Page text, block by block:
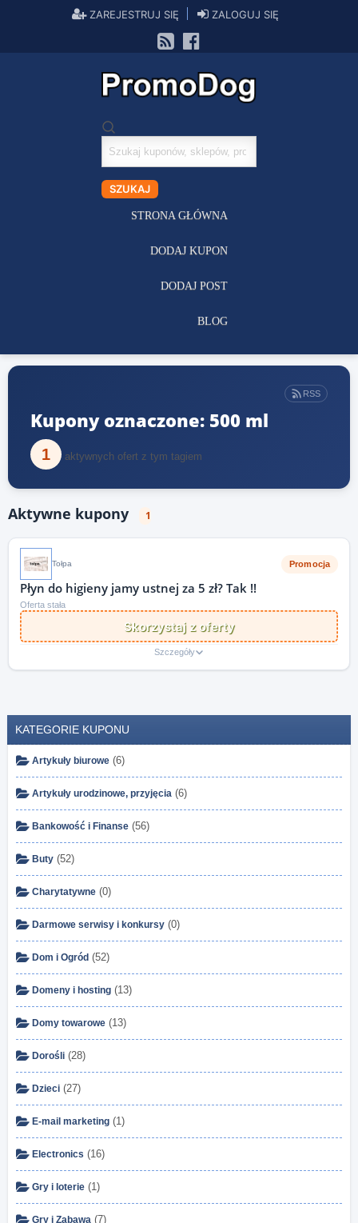
ZAREJESTRUJ SIĘ ZALOGUJ SIĘ
Szukaj
kuponów
SZUKAJ
STRONA GŁÓWNA
DODAJ KUPON
DODAJ POST
BLOG
RSS
Kupony oznaczone: 500 ml
1 aktywnych ofert z tym tagiem
Aktywne kupony 1
Tołpa Promocja
Płyn do higieny jamy ustnej za 5 zł? Tak !!
Oferta stała
Skorzystaj z oferty
Szczegóły
KATEGORIE KUPONU
Artykuły biurowe (6)
Artykuły urodzinowe, przyjęcia (6)
Bankowość i Finanse (56)
Buty (52)
Charytatywne (0)
Darmowe serwisy i konkursy (0)
Dom i Ogród (52)
Domeny i hosting (13)
Domy towarowe (13)
Dorośli (28)
Dzieci (27)
E-mail marketing (1)
Electronics (16)
Gry i loterie (1)
Gry i Zabawa (7)